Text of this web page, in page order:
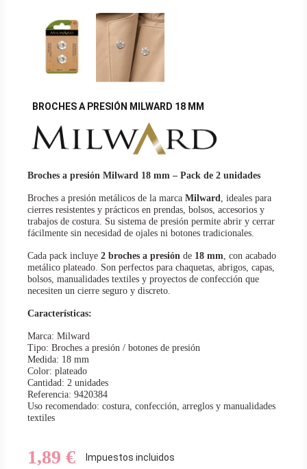
BROCHES A PRESIÓN MILWARD 18 MM
Broches a presión Milward 18 mm – Pack de 2 unidades
Broches a presión metálicos de la marca Milward, ideales para
cierres resistentes y prácticos en prendas, bolsos, accesorios y
trabajos de costura. Su sistema de presión permite abrir y cerrar
fácilmente sin necesidad de ojales ni botones tradicionales.
Cada pack incluye 2 broches a presión de 18 mm, con acabado
metálico plateado. Son perfectos para chaquetas, abrigos, capas,
bolsos, manualidades textiles y proyectos de confección que
necesiten un cierre seguro y discreto.
Características:
Marca: Milward
Tipo: Broches a presión / botones de presión
Medida: 18 mm
Color: plateado
Cantidad: 2 unidades
Referencia: 9420384
Uso recomendado: costura, confección, arreglos y manualidades
textiles
1,89 €
Impuestos incluidos